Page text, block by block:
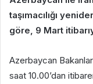
taşımacılığı
göre, 9 Mart
Azerbaycan Bakanlar
saat 10.00’dan